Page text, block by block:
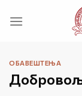
ОБАВЕШТЕЊА